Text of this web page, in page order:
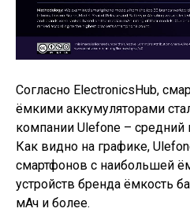
Согласно ElectronicsHub,
ёмкими аккумуляторами
компании Ulefone – средний
Как видно на графике,
смартфонов с наибольшей
устройств бренда ёмкость
мАч и более.